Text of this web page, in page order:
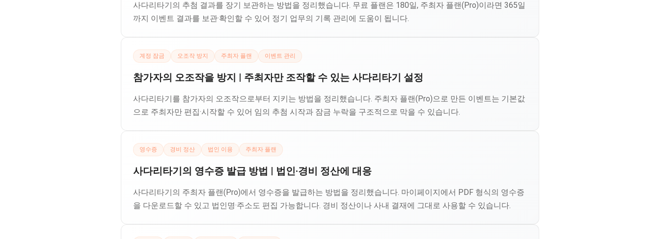
사다리타기의 추첨 결과를 장기 보관하는 방법을 정리했습니다. 무료 플랜은 180일, 주최자 플랜(Pro)이라면 365일
까지 이벤트 결과를 보관·확인할 수 있어 정기 업무의 기록 관리에 도움이 됩니다.
계정 잠금 오조작 방지 주최자 플랜 이벤트 관리
참가자의 오조작을 방지 | 주최자만 조작할 수 있는 사다리타기 설정
사다리타기를 참가자의 오조작으로부터 지키는 방법을 정리했습니다. 주최자 플랜(Pro)으로 만든 이벤트는 기본값
으로 주최자만 편집·시작할 수 있어 임의 추첨 시작과 잠금 누락을 구조적으로 막을 수 있습니다.
영수증 경비 정산 법인 이용 주최자 플랜
사다리타기의 영수증 발급 방법 | 법인·경비 정산에 대응
사다리타기의 주최자 플랜(Pro)에서 영수증을 발급하는 방법을 정리했습니다. 마이페이지에서 PDF 형식의 영수증
을 다운로드할 수 있고 법인명·주소도 편집 가능합니다. 경비 정산이나 사내 결재에 그대로 사용할 수 있습니다.